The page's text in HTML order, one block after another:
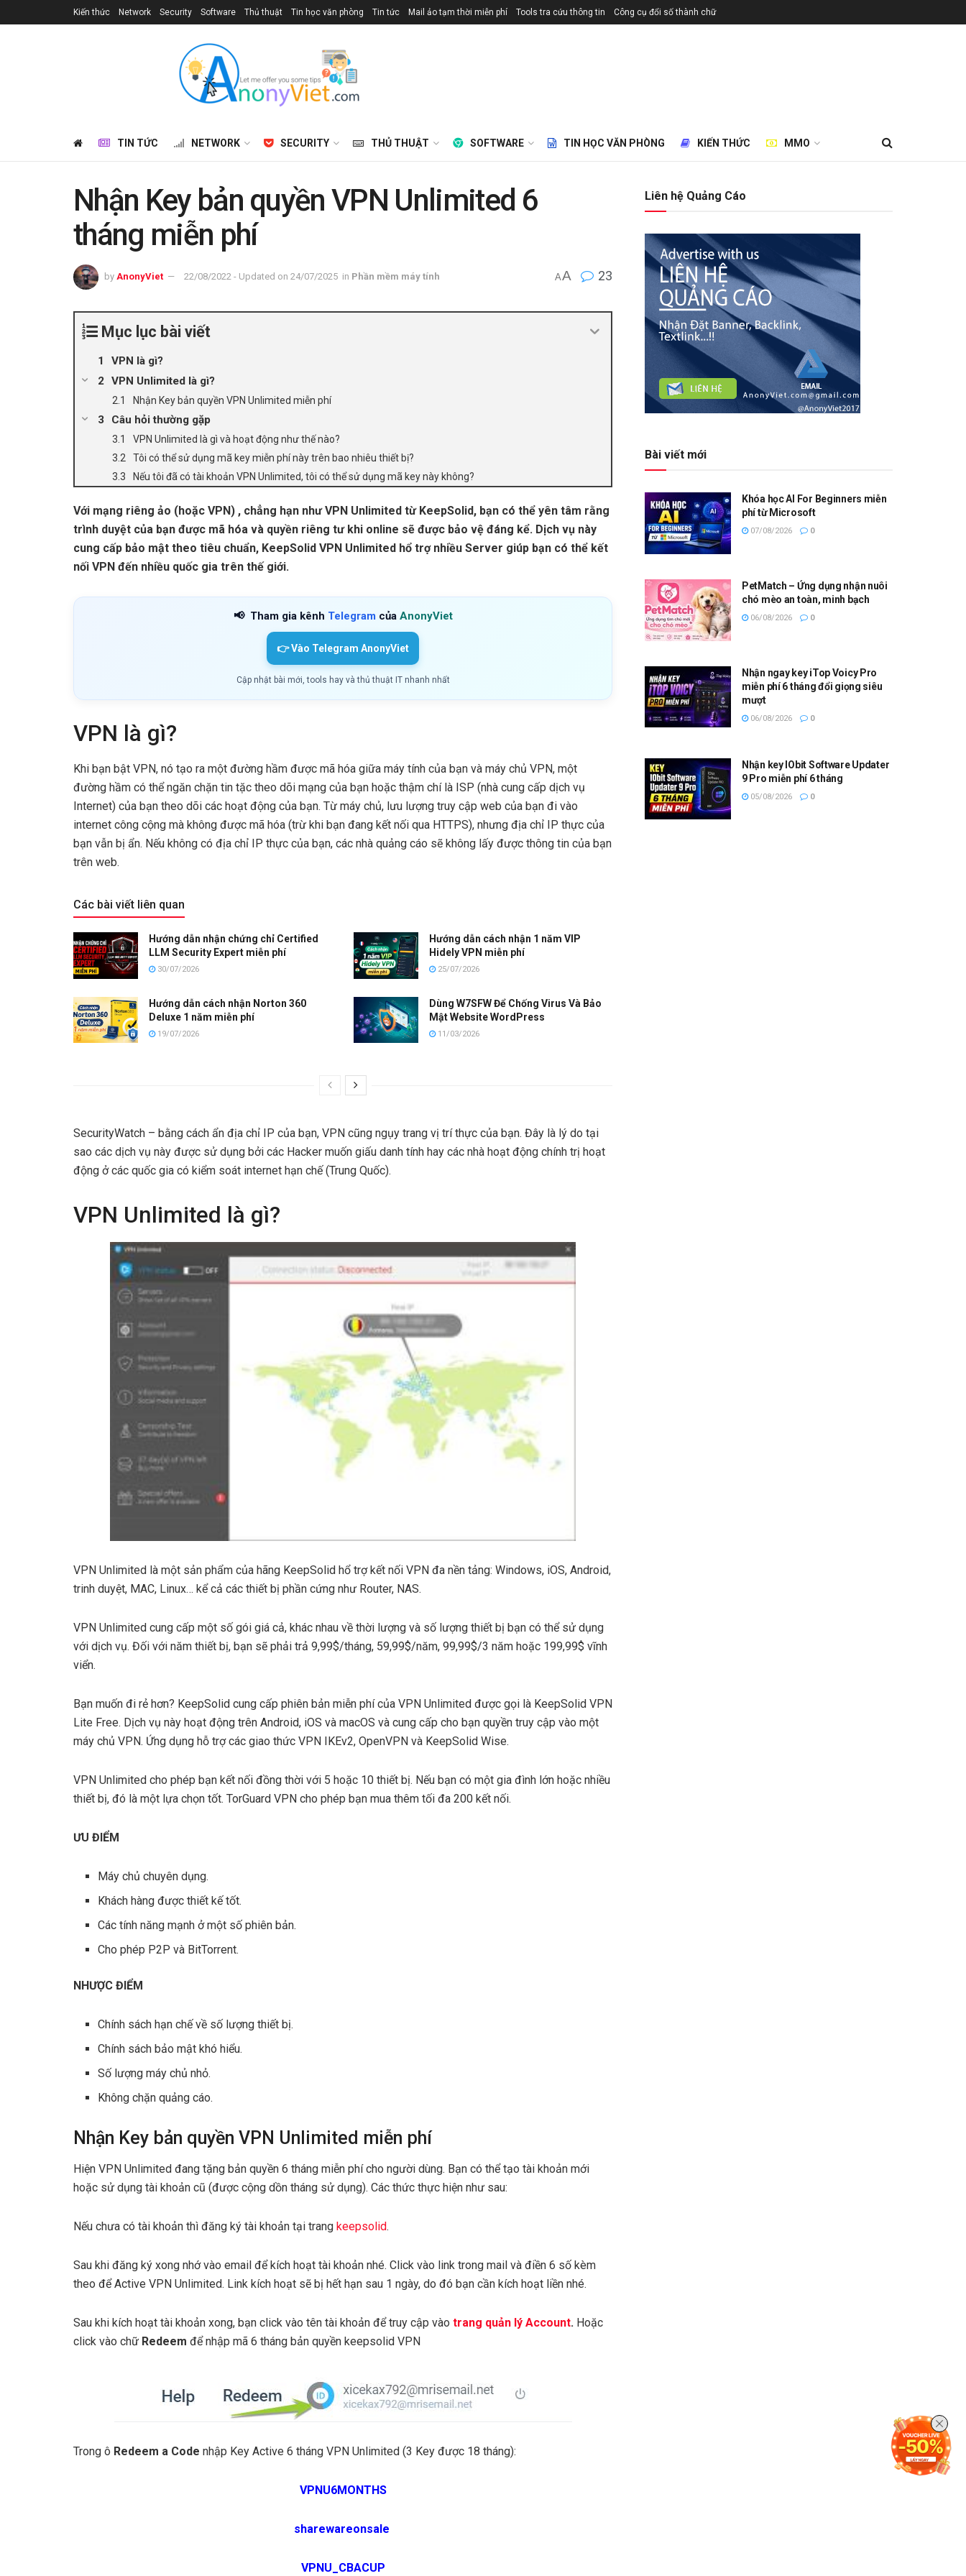
Kiến thức Network Security Software Thủ thuật Tin học văn phòng Tin tức Mail ảo tạm thời miễn phí Tools tra cứu thông tin Công cụ đổi số thành chữ
TIN TỨC NETWORK SECURITY THỦ THUẬT SOFTWARE TIN HỌC VĂN PHÒNG KIẾN THỨC MMO
Nhận Key bản quyền VPN Unlimited 6
tháng miễn phí
by AnonyViet 22/08/2022 - Updated on 24/07/2025 in Phần mềm máy tính AA 23
Mục lục bài viết
VPN là gì?
VPN Unlimited là gì?
Nhận Key bản quyền VPN Unlimited miễn phí
Câu hỏi thường gặp
VPN Unlimited là gì và hoạt động như thế nào?
Tôi có thể sử dụng mã key miễn phí này trên bao nhiêu thiết bị?
Nếu tôi đã có tài khoản VPN Unlimited, tôi có thể sử dụng mã key này không?
Với mạng riêng ảo (hoặc VPN) , chẳng hạn như VPN Unlimited từ KeepSolid, bạn có thể yên tâm rằng
trình duyệt của bạn được mã hóa và quyền riêng tư khi online sẽ được bảo vệ đáng kể. Dịch vụ này
cung cấp bảo mật theo tiêu chuẩn, KeepSolid VPN Unlimited hổ trợ nhiều Server giúp bạn có thể kết
nối VPN đến nhiều quốc gia trên thế giới.
📢 Tham gia kênh Telegram của AnonyViet
👉 Vào Telegram AnonyViet
Cập nhật bài mới, tools hay và thủ thuật IT nhanh nhất
VPN là gì?
Khi bạn bật VPN, nó tạo ra một đường hầm được mã hóa giữa máy tính của bạn và máy chủ VPN, một
đường hầm có thể ngăn chặn tin tặc theo dõi mạng của bạn hoặc thậm chí là ISP (nhà cung cấp dịch vụ
Internet) của bạn theo dõi các hoạt động của bạn. Từ máy chủ, lưu lượng truy cập web của bạn đi vào
internet công cộng mà không được mã hóa (trừ khi bạn đang kết nối qua HTTPS), nhưng địa chỉ IP thực của
bạn vẫn bị ẩn. Nếu không có địa chỉ IP thực của bạn, các nhà quảng cáo sẽ không lấy được thông tin của bạn
trên web.
Các bài viết liên quan
Hướng dẫn nhận chứng chỉ Certified
LLM Security Expert miễn phí
30/07/2026
Hướng dẫn cách nhận 1 năm VIP
Hidely VPN miễn phí
25/07/2026
Hướng dẫn cách nhận Norton 360
Deluxe 1 năm miễn phí
19/07/2026
Dùng W7SFW Để Chống Virus Và Bảo
Mật Website WordPress
11/03/2026
SecurityWatch – bằng cách ẩn địa chỉ IP của bạn, VPN cũng ngụy trang vị trí thực của bạn. Đây là lý do tại
sao các dịch vụ này được sử dụng bởi các Hacker muốn giấu danh tính hay các nhà hoạt động chính trị hoạt
động ở các quốc gia có kiểm soát internet hạn chế (Trung Quốc).
VPN Unlimited là gì?
VPN Unlimited là một sản phẩm của hãng KeepSolid hổ trợ kết nối VPN đa nền tảng: Windows, iOS, Android,
trinh duyệt, MAC, Linux… kể cả các thiết bị phần cứng như Router, NAS.
VPN Unlimited cung cấp một số gói giá cả, khác nhau về thời lượng và số lượng thiết bị bạn có thể sử dụng
với dịch vụ. Đối với năm thiết bị, bạn sẽ phải trả 9,99$/tháng, 59,99$/năm, 99,99$/3 năm hoặc 199,99$ vĩnh
viển.
Bạn muốn đi rẻ hơn? KeepSolid cung cấp phiên bản miễn phí của VPN Unlimited được gọi là KeepSolid VPN
Lite Free. Dịch vụ này hoạt động trên Android, iOS và macOS và cung cấp cho bạn quyền truy cập vào một
máy chủ VPN. Ứng dụng hỗ trợ các giao thức VPN IKEv2, OpenVPN và KeepSolid Wise.
VPN Unlimited cho phép bạn kết nối đồng thời với 5 hoặc 10 thiết bị. Nếu bạn có một gia đình lớn hoặc nhiều
thiết bị, đó là một lựa chọn tốt. TorGuard VPN cho phép bạn mua thêm tối đa 200 kết nối.
ƯU ĐIỂM
Máy chủ chuyên dụng.
Khách hàng được thiết kế tốt.
Các tính năng mạnh ở một số phiên bản.
Cho phép P2P và BitTorrent.
NHƯỢC ĐIỂM
Chính sách hạn chế về số lượng thiết bị.
Chính sách bảo mật khó hiểu.
Số lượng máy chủ nhỏ.
Không chặn quảng cáo.
Nhận Key bản quyền VPN Unlimited miễn phí
Hiện VPN Unlimited đang tặng bản quyền 6 tháng miễn phí cho người dùng. Bạn có thể tạo tài khoản mới
hoặc sử dụng tài khoản cũ (được cộng dồn tháng sử dụng). Các thức thực hiện như sau:
Nếu chưa có tài khoản thì đăng ký tài khoản tại trang keepsolid.
Sau khi đăng ký xong nhớ vào email để kích hoạt tài khoản nhé. Click vào link trong mail và điền 6 số kèm
theo để Active VPN Unlimited. Link kích hoạt sẽ bị hết hạn sau 1 ngày, do đó bạn cần kích hoạt liền nhé.
Sau khi kích hoạt tài khoản xong, bạn click vào tên tài khoản để truy cập vào trang quản lý Account. Hoặc
click vào chữ Redeem để nhập mã 6 tháng bản quyền keepsolid VPN
Trong ô Redeem a Code nhập Key Active 6 tháng VPN Unlimited (3 Key được 18 tháng):
VPNU6MONTHS
sharewareonsale
VPNU_CBACUP
Liên hệ Quảng Cáo
Bài viết mới
Khóa học AI For Beginners miễn
phí từ Microsoft
07/08/2026 0
PetMatch – Ứng dụng nhận nuôi
chó mèo an toàn, minh bạch
06/08/2026 0
Nhận ngay key iTop Voicy Pro
miễn phí 6 tháng đổi giọng siêu
mượt
06/08/2026 0
Nhận key IObit Software Updater
9 Pro miễn phí 6 tháng
05/08/2026 0